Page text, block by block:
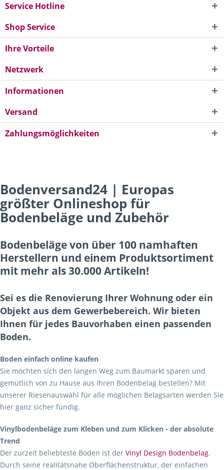
Service Hotline
Shop Service
Ihre Vorteile
Netzwerk
Informationen
Versand
Zahlungsmöglichkeiten
Bodenversand24 | Europas
größter Onlineshop für
Bodenbeläge und Zubehör
Bodenbeläge von über 100 namhaften
Herstellern und einem Produktsortiment
mit mehr als 30.000 Artikeln!
Sei es die Renovierung Ihrer Wohnung oder ein
Objekt aus dem Gewerbebereich. Wir bieten
Ihnen für jedes Bauvorhaben einen passenden
Boden.
Boden einfach online kaufen
Sie möchten sich den langen Weg zum Baumarkt sparen und
gemütlich von zu Hause aus Ihren Bodenbelag bestellen? Mit
unserer Riesenauswahl für alle möglichen Belagsarten werden Sie
hier ganz sicher fündig.
Vinylbodenbeläge zum Kleben und zum Klicken - der absolute
Trend
Der zurzeit beliebteste Boden ist der Vinyl Design Bodenbelag.
Durch seine realitätsnahe Oberflächenstruktur, der einfachen